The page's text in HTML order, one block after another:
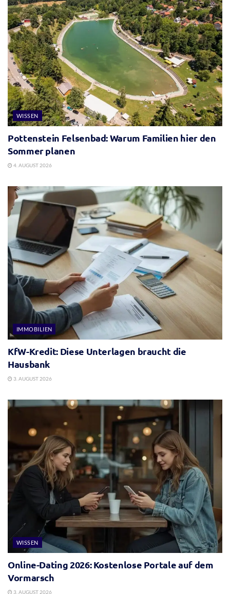
WISSEN
Pottenstein Felsenbad: Warum Familien hier den
Sommer planen
4. AUGUST 2026
IMMOBILIEN
KfW-Kredit: Diese Unterlagen braucht die
Hausbank
3. AUGUST 2026
WISSEN
Online-Dating 2026: Kostenlose Portale auf dem
Vormarsch
3. AUGUST 2026